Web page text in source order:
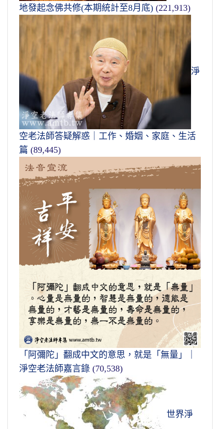
地發起念佛共修(本期統計至8月底) (221,913)
淨
空老法師答疑解惑｜工作、婚姻、家庭、生活
篇 (89,445)
「阿彌陀」翻成中文的意思，就是「無量」｜
淨空老法師嘉言錄 (70,538)
世界淨